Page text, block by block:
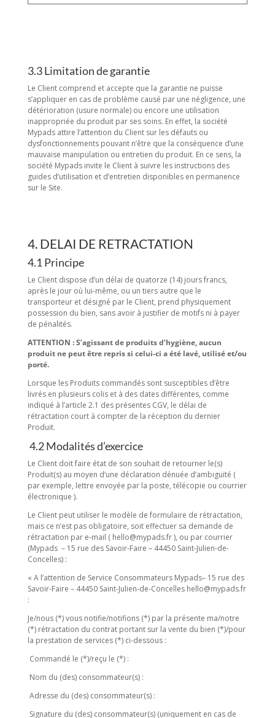
3.3 Limitation de garantie
Le Client comprend et accepte que la garantie ne puisse
s’appliquer en cas de problème causé par une négligence, une
détérioration (usure normale) ou encore une utilisation
inappropriée du produit par ses soins. En effet, la société
Mypads attire l’attention du Client sur les défauts ou
dysfonctionnements pouvant n’être que la conséquence d’une
mauvaise manipulation ou entretien du produit. En ce sens, la
société Mypads invite le Client à suivre les instructions des
guides d’utilisation et d’entretien disponibles en permanence
sur le Site.
4. DELAI DE RETRACTATION
4.1 Principe
Le Client dispose d’un délai de quatorze (14) jours francs,
après le jour où lui-même, ou un tiers autre que le
transporteur et désigné par le Client, prend physiquement
possession du bien, sans avoir à justifier de motifs ni à payer
de pénalités.
ATTENTION : S’agissant de produits d’hygiène, aucun
produit ne peut être repris si celui-ci a été lavé, utilisé et/ou
porté.
Lorsque les Produits commandés sont susceptibles d’être
livrés en plusieurs colis et à des dates différentes, comme
indiqué à l’article 2.1 des présentes CGV, le délai de
rétractation court à compter de la réception du dernier
Produit.
4.2 Modalités d’exercice
Le Client doit faire état de son souhait de retourner le(s)
Produit(s) au moyen d’une déclaration dénuée d’ambiguïté (
par exemple, lettre envoyée par la poste, télécopie ou courrier
électronique ).
Le Client peut utiliser le modèle de formulaire de rétractation,
mais ce n’est pas obligatoire, soit effectuer sa demande de
rétractation par e-mail ( hello@mypads.fr ), ou par courrier
(Mypads – 15 rue des Savoir-Faire – 44450 Saint-Julien-de-
Concelles) :
« A l’attention de Service Consommateurs Mypads– 15 rue des
Savoir-Faire – 44450 Saint-Julien-de-Concelles hello@mypads.fr
:
Je/nous (*) vous notifie/notifions (*) par la présente ma/notre
(*) rétractation du contrat portant sur la vente du bien (*)/pour
la prestation de services (*) ci-dessous :
Commandé le (*)/reçu le (*) :
Nom du (des) consommateur(s) :
Adresse du (des) consommateur(s) :
Signature du (des) consommateur(s) (uniquement en cas de